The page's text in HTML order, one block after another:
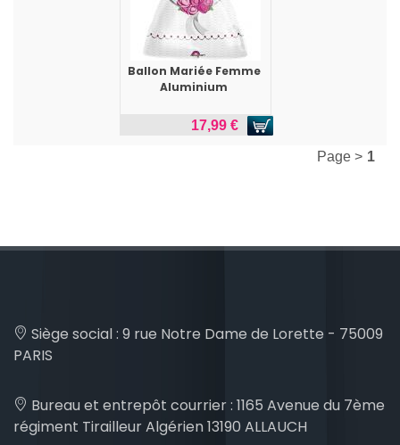
Ballon Mariée Femme
Aluminium
17,99 €
Page > 1
Siège social : 9 rue Notre Dame de Lorette - 75009
PARIS
Bureau et entrepôt courrier : 1165 Avenue du 7ème
régiment Tirailleur Algérien 13190 ALLAUCH